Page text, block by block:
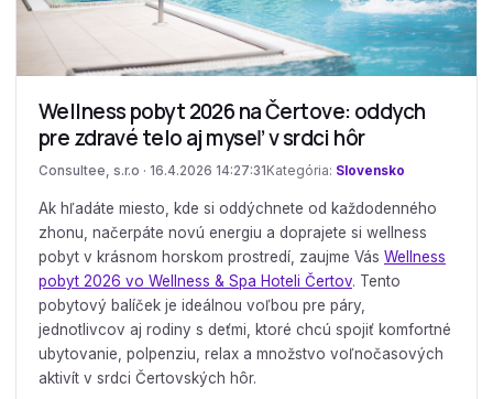
Wellness pobyt 2026 na Čertove: oddych
pre zdravé telo aj myseľ v srdci hôr
Consultee, s.r.o · 16.4.2026 14:27:31 Kategória: Slovensko
Ak hľadáte miesto, kde si oddýchnete od každodenného
zhonu, načerpáte novú energiu a doprajete si wellness
pobyt v krásnom horskom prostredí, zaujme Vás Wellness
pobyt 2026 vo Wellness & Spa Hoteli Čertov. Tento
pobytový balíček je ideálnou voľbou pre páry,
jednotlivcov aj rodiny s deťmi, ktoré chcú spojiť komfortné
ubytovanie, polpenziu, relax a množstvo voľnočasových
aktivít v srdci Čertovských hôr.